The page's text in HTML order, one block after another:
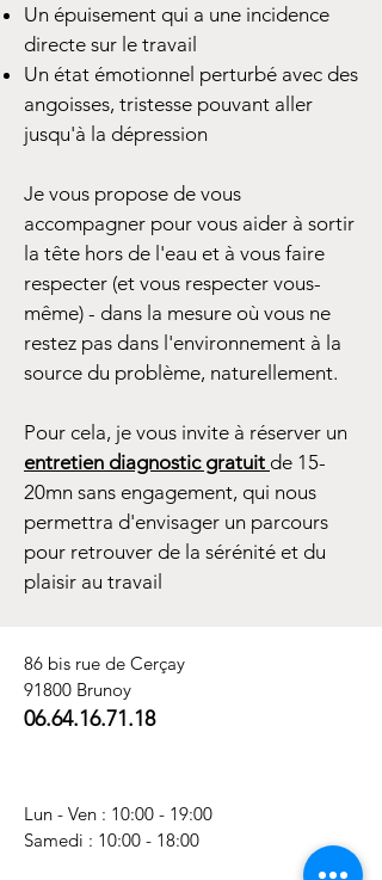
Un épuisement qui a une incidence
directe sur le travail
Un état émotionnel perturbé avec des
angoisses, tristesse pouvant aller
jusqu'à la dépression
Je vous propose de vous
accompagner pour vous aider à sortir
la tête hors de l'eau et à vous faire
respecter (et vous respecter vous-
même) - dans la mesure où vous ne
restez pas dans l'environnement à la
source du problème, naturellement.
Pour cela, je vous invite à réserver un
entretien diagnostic gratuit de 15-
20mn sans engagement, qui nous
permettra d'envisager un parcours
pour retrouver de la sérénité et du
plaisir au travail
86 bis rue de Cerçay
91800 Brunoy
06.64.16.71.18
Lun - Ven : 10:00 - 19:00
​​Samedi : 10:00 - 18:00